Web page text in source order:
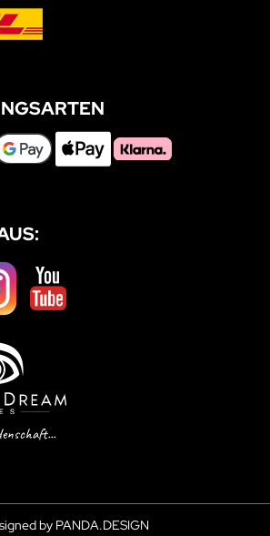
by PANDA.DESIGN